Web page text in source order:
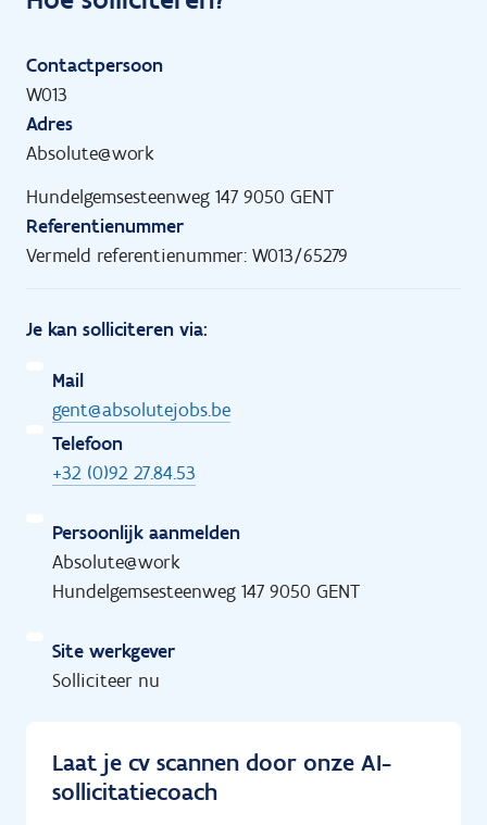
Contactpersoon
W013
Adres
Absolute@work
Hundelgemsesteenweg 147 9050 GENT
Referentienummer
Vermeld referentienummer: W013/65279
Je kan solliciteren via:
Mail
gent@absolutejobs.be
Telefoon
+32 (0)92 27.84.53
Persoonlijk aanmelden
Absolute@work
Hundelgemsesteenweg 147 9050 GENT
Site werkgever
Solliciteer nu
Laat je cv scannen door onze AI-
sollicitatiecoach